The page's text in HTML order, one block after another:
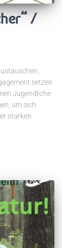
/
setzen
Jugendliche
um sich
starken